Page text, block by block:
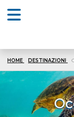
HOME DESTINAZIONI